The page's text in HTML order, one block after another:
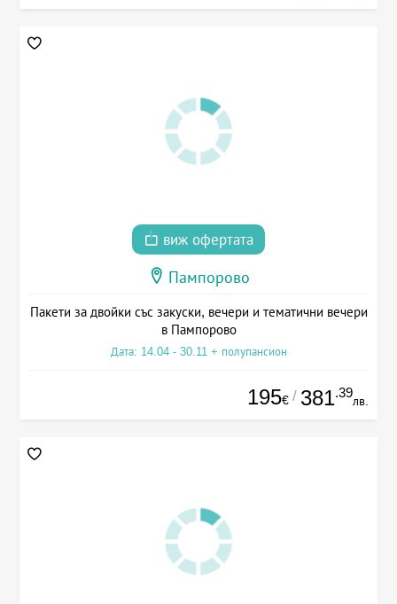
виж офертата
Пампорово
Пакети за двойки със закуски, вечери и тематични вечери
в Пампорово
Дата: 14.04 - 30.11 + полупансион
195€ / 381.39
лв.